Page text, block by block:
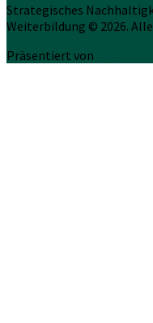
Strategisches
Weiterbildung © 2026.
Präsentiert von